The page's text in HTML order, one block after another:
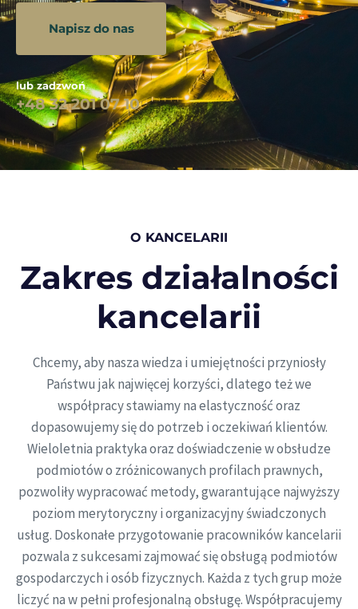
Napisz do nas
lub zadzwoń
+48 32 201 07 10
O KANCELARII
Zakres działalności
kancelarii
Chcemy, aby nasza wiedza i umiejętności przyniosły
Państwu jak najwięcej korzyści, dlatego też we
współpracy stawiamy na elastyczność oraz
dopasowujemy się do potrzeb i oczekiwań klientów.
Wieloletnia praktyka oraz doświadczenie w obsłudze
podmiotów o zróżnicowanych profilach prawnych,
pozwoliły wypracować metody, gwarantujące najwyższy
poziom merytoryczny i organizacyjny świadczonych
usług. Doskonałe przygotowanie pracowników kancelarii
pozwala z sukcesami zajmować się obsługą podmiotów
gospodarczych i osób fizycznych. Każda z tych grup może
liczyć na w pełni profesjonalną obsługę. Współpracujemy